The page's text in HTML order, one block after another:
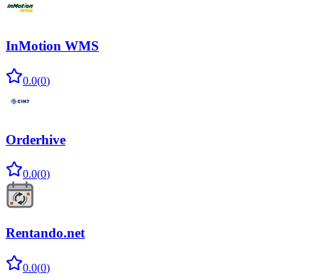
InMotion WMS
0.0(0)
Orderhive
0.0(0)
Rentando.net
0.0(0)